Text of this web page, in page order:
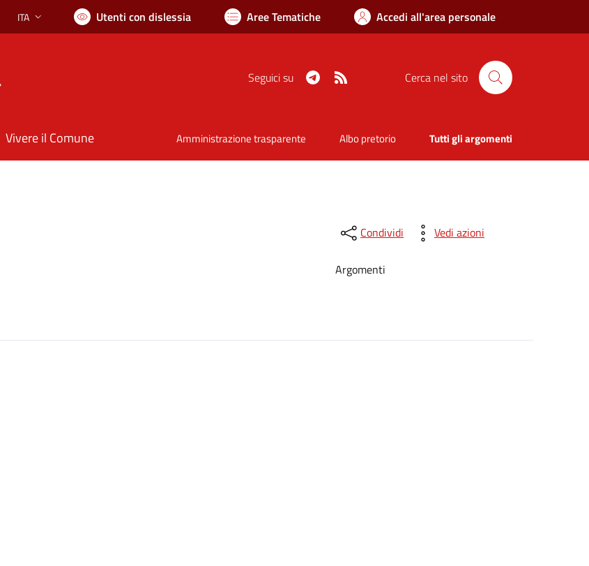
Lingua attiva:
ITA Utenti con dislessia Aree Tematiche Accedi all'area personale
Seguici su Telegram Cerca nel sito
Vivere il Comune Amministrazione trasparente Albo pretorio Tutti gli argomenti
Condividi Vedi azioni
Argomenti